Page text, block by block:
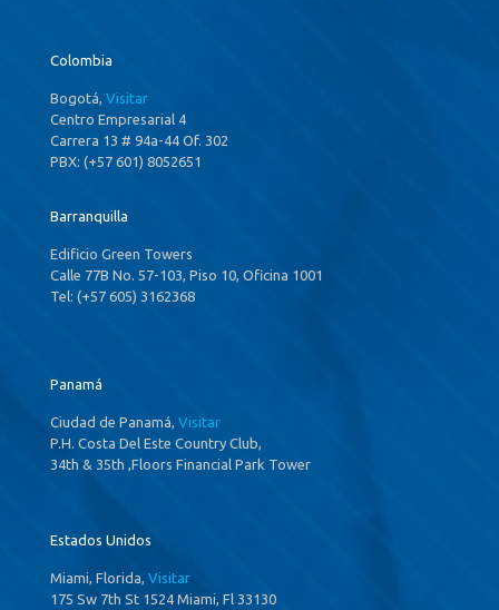
Colombia
Bogotá, Visitar
Centro Empresarial 4
Carrera 13 # 94a-44 Of. 302
PBX: (+57 601) 8052651
Barranquilla
Edificio Green Towers
Calle 77B No. 57-103, Piso 10, Oficina 1001
Tel: (+57 605) 3162368
Panamá
Ciudad de Panamá, Visitar
P.H. Costa Del Este Country Club,
34th & 35th ,Floors Financial Park Tower
Estados Unidos
Miami, Florida, Visitar
175 Sw 7th St 1524 Miami, Fl 33130